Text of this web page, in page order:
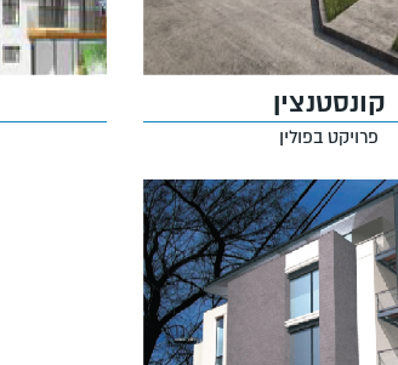
קונסטנצין
פרויקט בפולין